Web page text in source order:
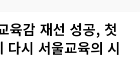
육감 재선 성공, 첫
다시 서울교육의 시